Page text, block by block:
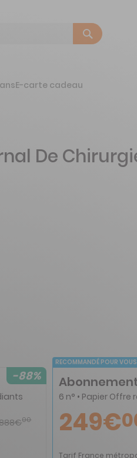
E-carte cadeau
De
RECOMMANDÉ POUR VOUS
249€
Tarif France
-88%
888€00